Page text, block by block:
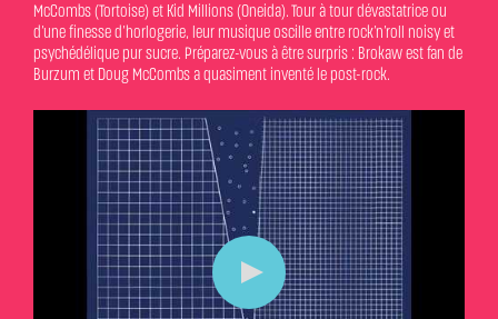
McCombs (Tortoise) et Kid Millions (Oneida). Tour à tour dévastatrice ou
d’une finesse d’horlogerie, leur musique oscille entre rock’n’roll noisy et
psychédélique pur sucre. Préparez-vous à être surpris : Brokaw est fan de
Burzum et Doug McCombs a quasiment inventé le post-rock.